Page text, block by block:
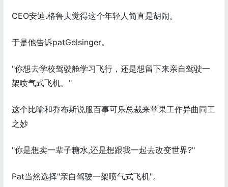
CEO安迪.格鲁夫觉得这个年轻人简直是胡闹。
于是他告诉patGelsinger。
"你想去学校驾驶舱学习飞行，还是想留下来亲自驾驶一
架喷气式飞机。"
这个比喻和乔布斯说服百事可乐总裁来苹果工作异曲同工
之妙
"你是想卖一辈子糖水,还是想跟我一起去改变世界?"
Pat当然选择"亲自驾驶一架喷气式飞机"。